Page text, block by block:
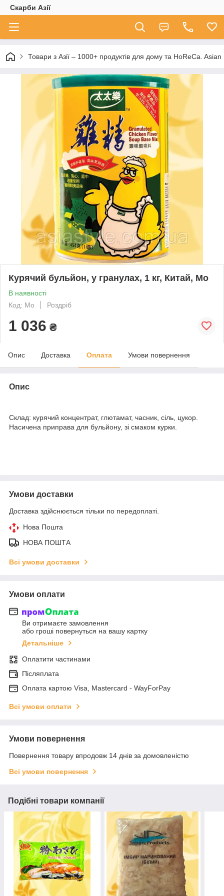
Скарби Азії
Товари з Азії – 1000+ продуктів для дому та HoReCa.
Курячий бульйон, у гранулах, 1 кг, Китай, Мо
В наявності
Код: Мо
Роздріб
1 036 ₴
Опис Доставка Оплата Умови повернення
Опис
Склад: курячий концентрат, глютамат, часник, сіль, цукор.
Насичена приправа для бульйону, зі смаком курки.
Умови доставки
Доставка здійснюється тільки по передоплаті.
Нова Пошта
НОВА ПОШТА
Всі умови доставки
Умови оплати
Ви отримаєте замовлення
або гроші повернуться на вашу картку
Детальніше
Оплатити частинами
Післяплата
Оплата картою Visa, Mastercard - WayForPay
Всі умови оплати
Умови повернення
Повернення товару впродовж 14 днів за домовленістю
Всі умови повернення
Подібні товари компанії